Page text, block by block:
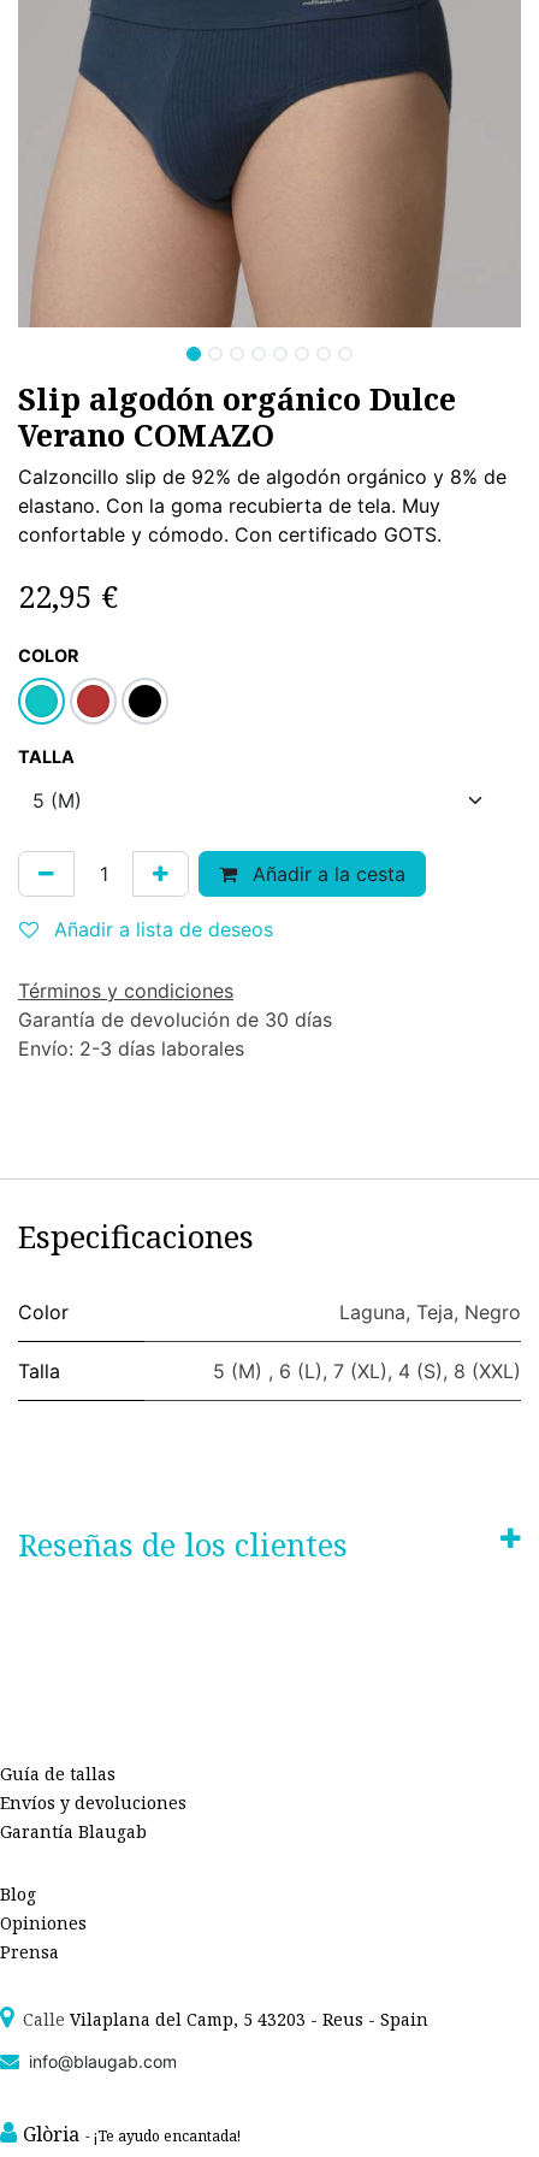
Slip algodón orgánico Dulce
Verano COMAZO
Calzoncillo slip de 92% de algodón orgánico y 8% de
elastano. Con la goma recubierta de tela. Muy
confortable y cómodo. Con certificado GOTS.
22,95 €
COLOR
TALLA
Añadir a la cesta
Añadir a lista de deseos
Términos y condiciones
Garantía de devolución de 30 días
Envío: 2-3 días laborales
Especificaciones
Color Laguna, Teja, Negro
Talla 5 (M) , 6 (L), 7 (XL), 4 (S), 8 (XXL)
Reseñas de los clientes
Guía de tallas
Envíos y devoluciones
Garantía Blaugab
Blog
Opiniones
Prensa
Calle Vilaplana del Camp, 5 43203 - Reus - Spain
info@blaugab.com
Glòria - ¡Te ayudo encantada!